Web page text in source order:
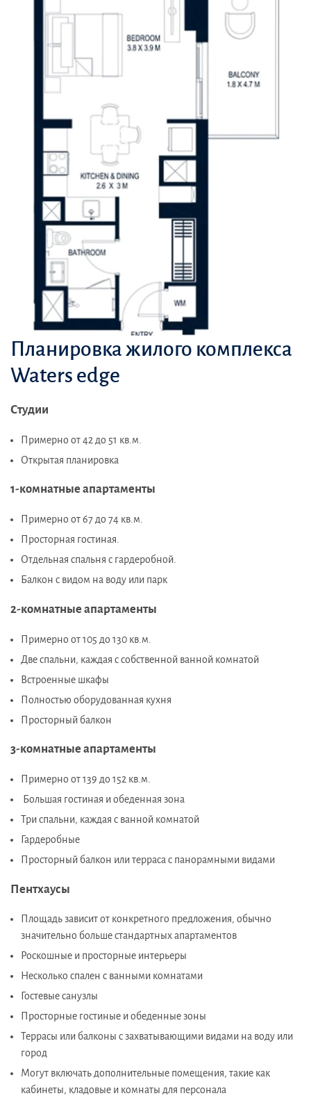
Планировка жилого комплекса
Waters edge
Студии
Примерно от 42 до 51 кв.м.
Открытая планировка
1-комнатные апартаменты
Примерно от 67 до 74 кв.м.
Просторная гостиная.
Отдельная спальня с гардеробной.
Балкон с видом на воду или парк
2-комнатные апартаменты
Примерно от 105 до 130 кв.м.
Две спальни, каждая с собственной ванной комнатой
Встроенные шкафы
Полностью оборудованная кухня
Просторный балкон
3-комнатные апартаменты
Примерно от 139 до 152 кв.м.
Большая гостиная и обеденная зона
Три спальни, каждая с ванной комнатой
Гардеробные
Просторный балкон или терраса с панорамными видами
Пентхаусы
Площадь зависит от конкретного предложения, обычно
значительно больше стандартных апартаментов
Роскошные и просторные интерьеры
Несколько спален с ванными комнатами
Гостевые санузлы
Просторные гостиные и обеденные зоны
Террасы или балконы с захватывающими видами на воду или
город
Могут включать дополнительные помещения, такие как
кабинеты, кладовые и комнаты для персонала